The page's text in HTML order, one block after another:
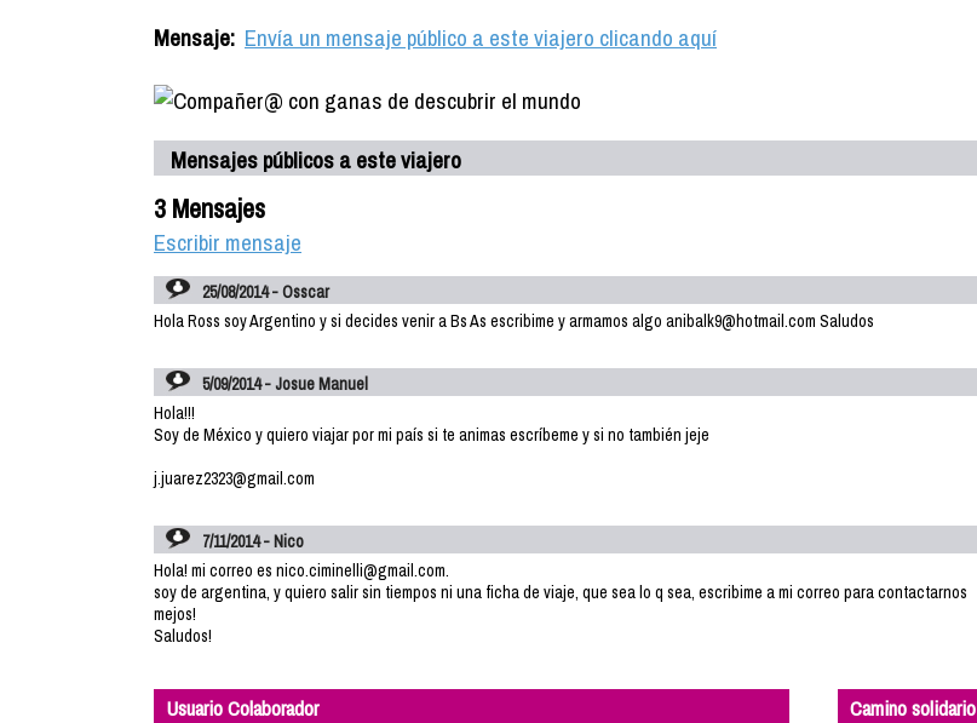
Mensaje: Envía un mensaje público a este viajero clicando aquí
Mensajes públicos a este viajero
3 Mensajes
Escribir mensaje
25/08/2014 - Osscar
Hola Ross soy Argentino y si decides venir a Bs As escribime y armamos algo anibalk9@hotmail.com Saludos
5/09/2014 - Josue Manuel
Hola!!!
Soy de México y quiero viajar por mi país si te animas escríbeme y si no también jeje
j.juarez2323@gmail.com
7/11/2014 - Nico
Hola! mi correo es nico.ciminelli@gmail.com.
soy de argentina, y quiero salir sin tiempos ni una ficha de viaje, que sea lo q sea, escribime a mi correo para contactarnos
mejos!
Saludos!
Usuario Colaborador Camino solidario